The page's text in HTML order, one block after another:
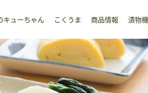
キューちゃん こくうま 商品情報 漬物